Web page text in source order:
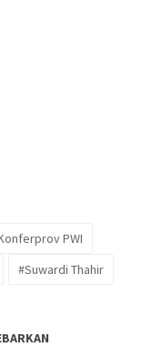
PWI
#Suwardi Thahir